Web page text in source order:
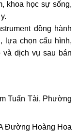
khoa học sự sống,
đồng hành
lựa chọn cấu hình,
và dịch vụ sau bán
Tuấn Tài, Phường
Đường Hoàng Hoa